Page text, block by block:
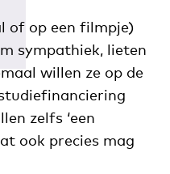
of op een filmpje)
sympathiek, lieten
willen ze op de
zelfs ‘een
ook precies mag